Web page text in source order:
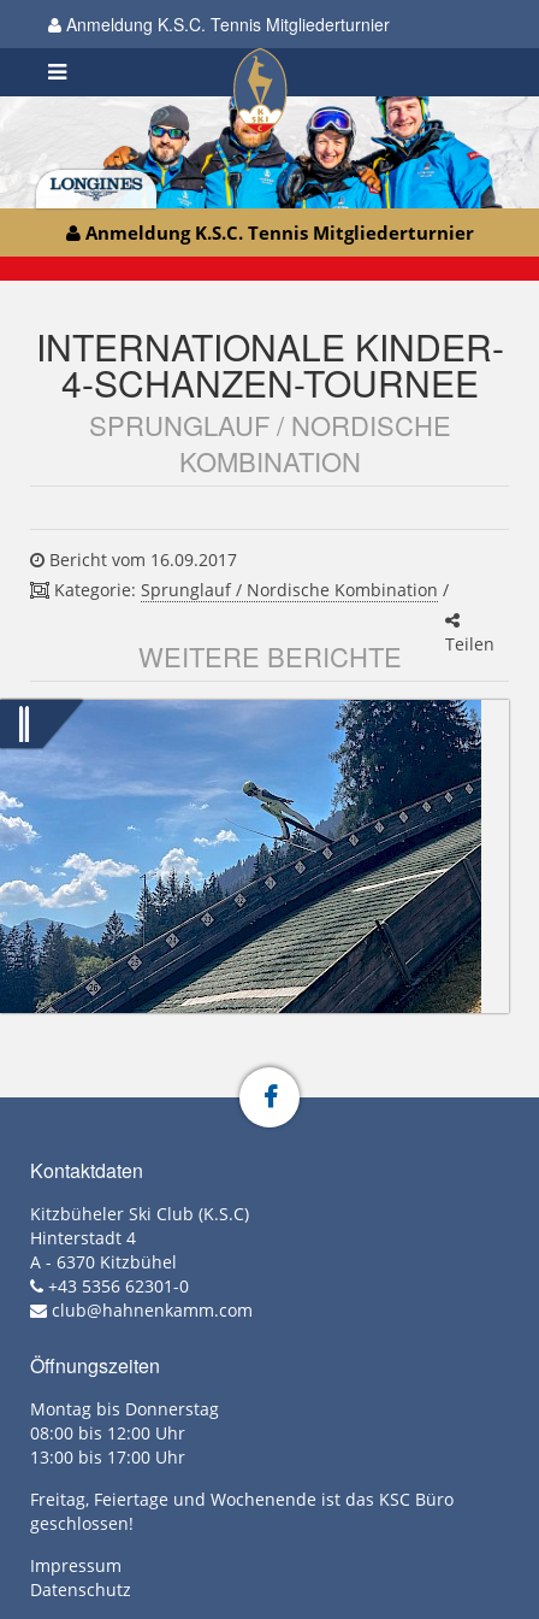
Anmeldung K.S.C. Tennis Mitgliederturnier
Anmeldung K.S.C. Tennis Mitgliederturnier
INTERNATIONALE KINDER-
4-SCHANZEN-TOURNEE
SPRUNGLAUF / NORDISCHE
KOMBINATION
Bericht vom 16.09.2017
Kategorie: Sprunglauf / Nordische Kombination /
Teilen
WEITERE BERICHTE
Kontaktdaten
Kitzbüheler Ski Club (K.S.C)
Hinterstadt 4
A - 6370 Kitzbühel
+43 5356 62301-0
club@hahnenkamm.com
Öffnungszeiten
Montag bis Donnerstag
08:00 bis 12:00 Uhr
13:00 bis 17:00 Uhr
Freitag, Feiertage und Wochenende ist das KSC Büro
geschlossen!
Impressum
Datenschutz